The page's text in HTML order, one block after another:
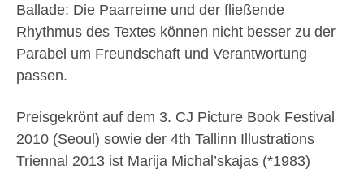
Ballade: Die Paarreime und der fließende
Rhythmus des Textes können nicht besser zu der
Parabel um Freundschaft und Verantwortung
passen.
Preisgekrönt auf dem 3. CJ Picture Book Festival
2010 (Seoul) sowie der 4th Tallinn Illustrations
Triennal 2013 ist Marija Michal’skajas (*1983)